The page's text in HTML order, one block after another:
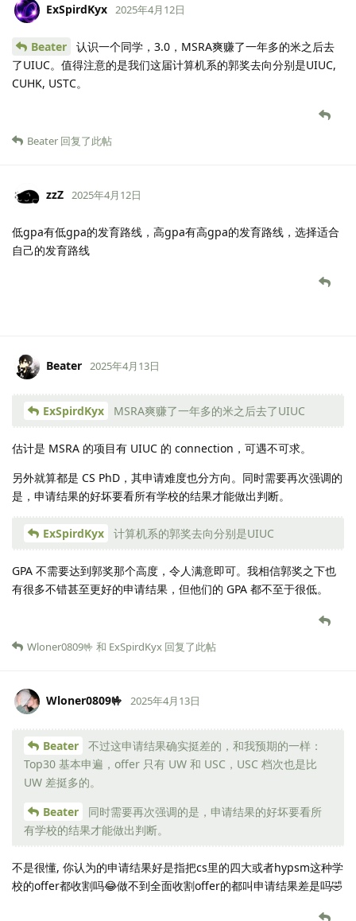
ExSpirdKyx 2025年4月12日
Beater
认识一个同学，3.0，MSRA爽赚了一年多的米之后去
了UIUC。值得注意的是我们这届计算机系的郭奖去向分别是UIUC,
CUHK, USTC。
Beater 回复了此帖
zzZ 2025年4月12日
低gpa有低gpa的发育路线，高gpa有高gpa的发育路线，选择适合
自己的发育路线
Beater 2025年4月13日
ExSpirdKyx MSRA爽赚了一年多的米之后去了UIUC
估计是 MSRA 的项目有 UIUC 的 connection，可遇不可求。
另外就算都是 CS PhD，其申请难度也分方向。同时需要再次强调的
是，申请结果的好坏要看所有学校的结果才能做出判断。
ExSpirdKyx 计算机系的郭奖去向分别是UIUC
GPA 不需要达到郭奖那个高度，令人满意即可。我相信郭奖之下也
有很多不错甚至更好的申请结果，但他们的 GPA 都不至于很低。
Wloner0809🤟 和 ExSpirdKyx 回复了此帖
Wloner0809🤟 2025年4月13日
Beater
不过这申请结果确实挺差的，和我预期的一样：
Top30 基本申遍，offer 只有 UW 和 USC，USC 档次也是比
UW 差挺多的。
Beater
同时需要再次强调的是，申请结果的好坏要看所
有学校的结果才能做出判断。
不是很懂, 你认为的申请结果好是指把cs里的四大或者hypsm这种学
校的offer都收割吗😂做不到全面收割offer的都叫申请结果差是吗🤣